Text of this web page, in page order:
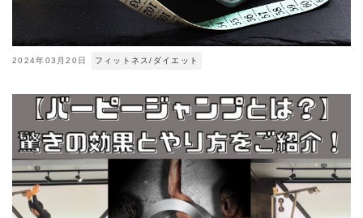
2024年03月20日 フィットネス/ダイエット